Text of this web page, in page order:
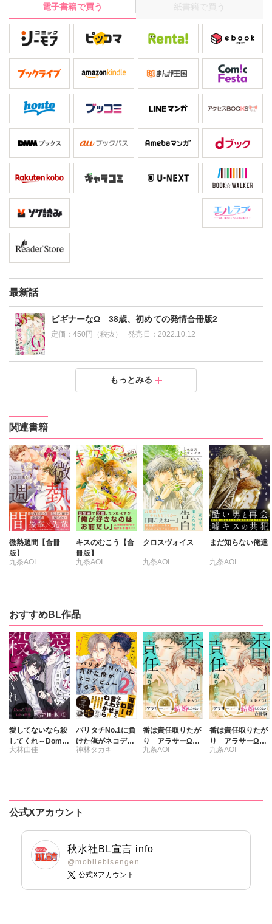
求め乱れる千早。その姿を見て、しろは「いい匂いだ」と千早の
を扱き出し!?部屋中に広がるフェロモンと響くいやらしい音。更
には、千早のナカがしろの熱いモノを欲して疼き出し…。約30年
の片思いが動き出す――。
電子書籍で買う 紙書籍で買う
最新話
ビギナーなΩ 38歳、初めての発情合冊版2
定価：450円（税抜） 発売日： 2022.10.12
ビギナーなΩ 38歳、初めての発情合冊版1
300円（税抜） 発売日：2022.09.15
もっとみる
関連書籍
微熱週間【合冊
版】
九条AOI
キスのむこう【合
冊版】
九条AOI
クロスヴォイス
九条AOI
まだ知らない俺達
九条AOI
おすすめBL作品
愛してないなら殺
してくれ～Domの
本能、Subの慈愛
大林由佳
バリタチNo.1に負
けた俺がネコデビ
ューするまで【単
神林タカキ
番は責任取りたが
り アラサーΩは
結婚したくない
九条AOI
番は責任取りたが
り アラサーΩは
結婚したくない
九条AOI
公式Xアカウント
秋水社BL宣言 info
@mobileblsengen
公式Xアカウント